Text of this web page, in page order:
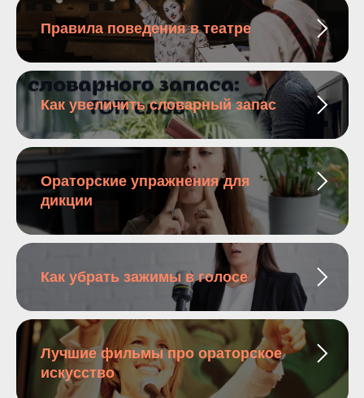
Правила поведения в театре
Как увеличить словарный запас
Ораторские упражнения для
дикции
Как убрать зажимы в голосе
Лучшие фильмы про ораторское
искусство